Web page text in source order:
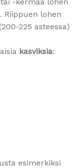
lohen
225 asteessa)
kasviksia:
esimerkiksi